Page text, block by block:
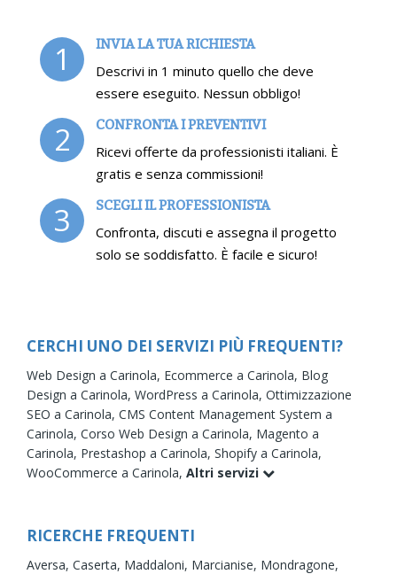
1 INVIA LA TUA RICHIESTA
Descrivi in 1 minuto quello che deve
essere eseguito. Nessun obbligo!
2 CONFRONTA I PREVENTIVI
Ricevi offerte da professionisti italiani. È
gratis e senza commissioni!
3 SCEGLI IL PROFESSIONISTA
Confronta, discuti e assegna il progetto
solo se soddisfatto. È facile e sicuro!
CERCHI UNO DEI SERVIZI PIÙ FREQUENTI?
Web Design a Carinola, Ecommerce a Carinola, Blog
Design a Carinola, WordPress a Carinola, Ottimizzazione
SEO a Carinola, CMS Content Management System a
Carinola, Corso Web Design a Carinola, Magento a
Carinola, Prestashop a Carinola, Shopify a Carinola,
WooCommerce a Carinola, Altri servizi
RICERCHE FREQUENTI
Aversa, Caserta, Maddaloni, Marcianise, Mondragone,